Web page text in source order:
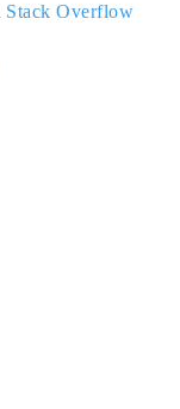
Stack Overflow